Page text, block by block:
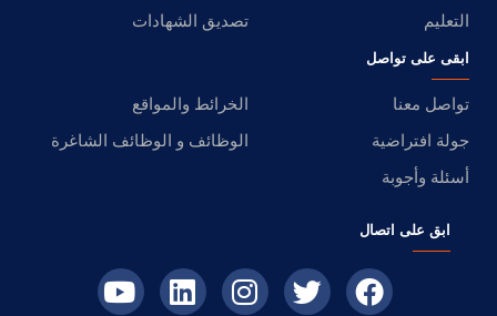
التعليم
تصديق الشهادات
ابقى على تواصل
تواصل معنا
الخرائط والمواقع
جولة افتراضية
الوظائف و الوظائف الشاغرة
أسئلة وأجوبة
ابق على اتصال